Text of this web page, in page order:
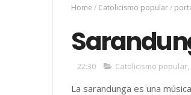
Home / Catolicismo popular/
22:30 Catolicismo popular,
La sarandunga es una